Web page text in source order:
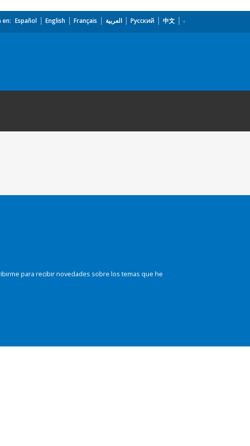
en: Español English Français العربية Русский 中文
para recibir novedades sobre los temas que he